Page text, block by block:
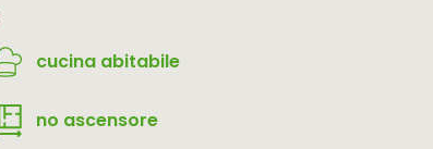
cucina abitabile
no ascensore